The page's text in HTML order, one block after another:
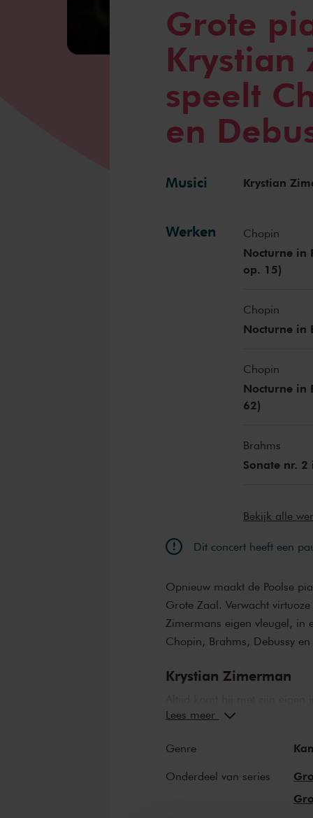
Grote
Krystian
speelt
en
Musici Krystian
Werken Chopin
Nocturne in
op. 15)
Chopin
Nocturne in
Chopin
Nocturne in
62)
Brahms
Sonate nr.
Bekijk alle
Dit concert heeft een
Opnieuw maakt de Poolse
Grote Zaal. Verwacht
Zimermans eigen vleugel, in
Chopin, Brahms, Debussy en
Krystian Zimerman
Zimerman heeft de vleugel
voeren. ‘Zijn beheersing van
als zijn beheersing van de
Amsterdam, vanavond
Lees meer
Genre
Onderdeel van series